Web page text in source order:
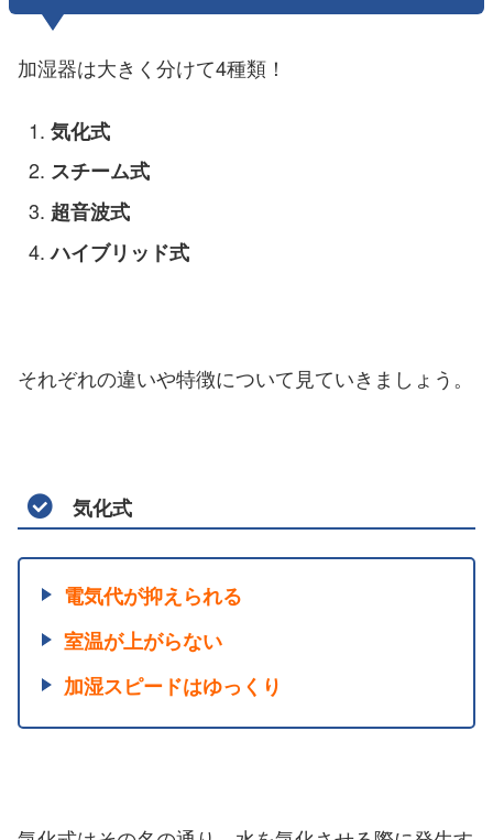
加湿器は大きく分けて4種類！
気化式
スチーム式
超音波式
ハイブリッド式
それぞれの違いや特徴について見ていきましょう。
気化式
電気代が抑えられる
室温が上がらない
加湿スピードはゆっくり